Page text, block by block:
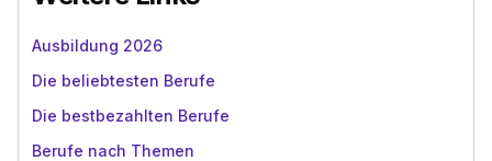
Ausbildung 2026
Die beliebtesten Berufe
Die bestbezahlten Berufe
Berufe nach Themen